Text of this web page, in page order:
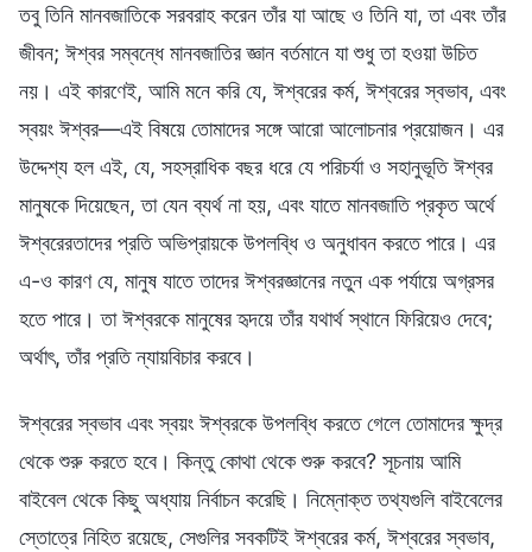
তবু তিনি মানবজাতিকে সরবরাহ করেন তাঁর যা আছে ও তিনি যা, তা এবং তাঁর
জীবন; ঈশ্বর সম্বন্ধে মানবজাতির জ্ঞান বর্তমানে যা শুধু তা হওয়া উচিত
নয়। এই কারণেই, আমি মনে করি যে, ঈশ্বরের কর্ম, ঈশ্বরের স্বভাব, এবং
স্বয়ং ঈশ্বর—এই বিষয়ে তোমাদের সঙ্গে আরো আলোচনার প্রয়োজন। এর
উদ্দেশ্য হল এই, যে, সহস্রাধিক বছর ধরে যে পরিচর্যা ও সহানুভূতি ঈশ্বর
মানুষকে দিয়েছেন, তা যেন ব্যর্থ না হয়, এবং যাতে মানবজাতি প্রকৃত অর্থে
ঈশ্বরেরতাদের প্রতি অভিপ্রায়কে উপলব্ধি ও অনুধাবন করতে পারে। এর
এ-ও কারণ যে, মানুষ যাতে তাদের ঈশ্বরজ্ঞানের নতুন এক পর্যায়ে অগ্রসর
হতে পারে। তা ঈশ্বরকে মানুষের হৃদয়ে তাঁর যথার্থ স্থানে ফিরিয়েও দেবে;
অর্থাৎ, তাঁর প্রতি ন্যায়বিচার করবে।
ঈশ্বরের স্বভাব এবং স্বয়ং ঈশ্বরকে উপলব্ধি করতে গেলে তোমাদের ক্ষুদ্র
থেকে শুরু করতে হবে। কিন্তু কোথা থেকে শুরু করবে? সূচনায় আমি
বাইবেল থেকে কিছু অধ্যায় নির্বাচন করেছি। নিম্নোক্ত তথ্যগুলি বাইবেলের
স্তোত্রে নিহিত রয়েছে, সেগুলির সবকটিই ঈশ্বরের কর্ম, ঈশ্বরের স্বভাব,